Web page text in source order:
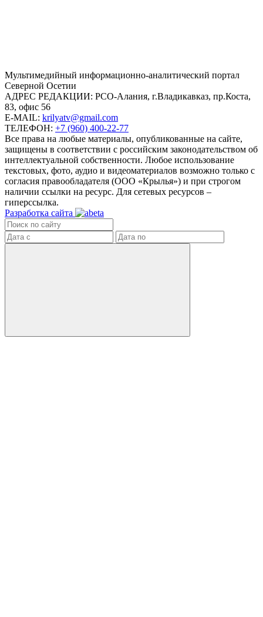
Mультимедийный информационно-аналитический портал
Северной Осетии
АДРЕС РЕДАКЦИИ: РСО-Алания, г.Владикавказ, пр.Коста,
83, офис 56
E-MAIL: krilyatv@gmail.com
ТЕЛЕФОН: +7 (960) 400-22-77
Все права на любые материалы, опубликованные на сайте,
защищены в соответствии с российским законодательством об
интеллектуальной собственности. Любое использование
текстовых, фото, аудио и видеоматериалов возможно только с
согласия правообладателя (ООО «Крылья») и при строгом
наличии ссылки на ресурс. Для сетевых ресурсов –
гиперссылка.
Разработка сайта